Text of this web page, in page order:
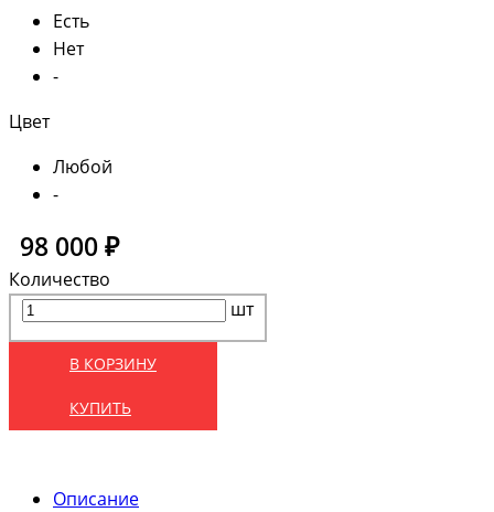
Есть
Нет
-
Цвет
Любой
-
98 000 ₽
Количество
шт
В КОРЗИНУ
КУПИТЬ
Описание